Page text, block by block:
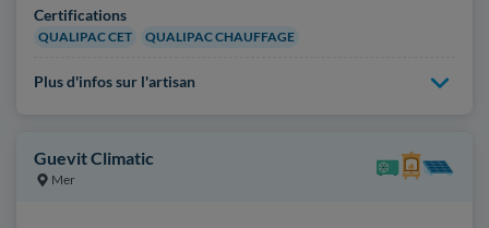
Certifications
QUALIPAC CET QUALIPAC CHAUFFAGE
Plus d'infos sur l'artisan
Guevit Climatic
Mer